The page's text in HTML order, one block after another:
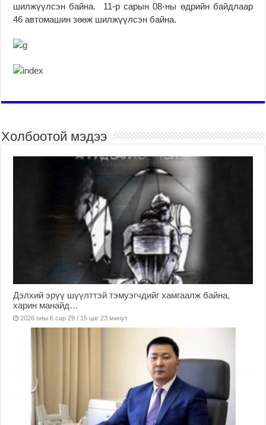
шилжүүлсэн байна. 11-р сарын 08-ны өдрийн байдлаар
46 автомашин зөөж шилжүүлсэн байна.
Холбоотой мэдээ
Дэлхий эрүү шүүлттэй тэмуэгчдийг хамгаалж байна,
харин манайд…
2026 оны 6 сар 29 / 15 цаг 23 минут